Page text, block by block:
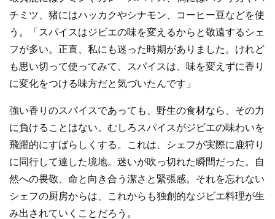
チミツ、猪にはハッカクやシナモン、コーヒー豆などを使
う。「スパイスはジビエの味を変えるからと敬遠するシェ
フが多い。正直、私にも迷った時期がありました。けれど
も思い切って使ってみて、スパイスは、味を変えずに香り
に変化をつける味方だと気づいたんです」
強い香りのスパイスであっても、野生の食材なら、その力
に負けることはない。むしろスパイスがジビエの味わいを
飛躍的にすばらしくする。これは、シェフが実際に鹿狩り
に同行して達した境地。迷いが吹っ切れた瞬間だった。自
然への畏敬、命と向き合う潔さと緊張感。それを忘れない
シェフの厨房からは、これからも独創的なジビエ料理が生
み出されていくことだろう。